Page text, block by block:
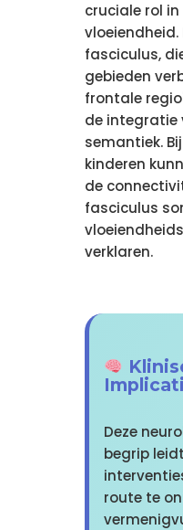
cruciale rol
fasciculus,
gebieden
frontale
de integratie
semantiek.
kinderen
de
fasciculus
verklaren.
Deze
begrip
route te